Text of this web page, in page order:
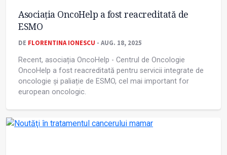
Asociația OncoHelp a fost reacreditată de
ESMO
DE FLORENTINA IONESCU - AUG. 18, 2025
Recent, asociația OncoHelp - Centrul de Oncologie
OncoHelp a fost reacreditată pentru servicii integrate de
oncologie și paliație de ESMO, cel mai important for
european oncologic.